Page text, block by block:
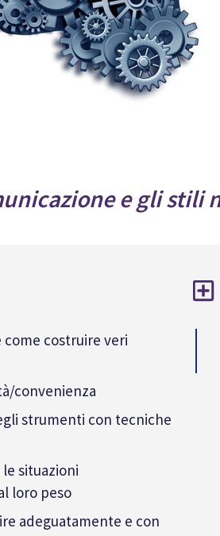
e gli stili
costruire veri
convenienza
strumenti con tecniche
situazioni
loro peso
adeguatamente e con